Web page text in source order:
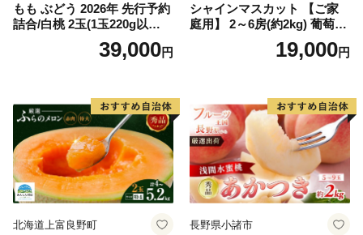
もも ぶどう 2026年 先行予約
詰合/白桃 2玉(1玉220g以
上)・シャインマスカット 晴
39,000円
シャインマスカット 【ご家
庭用】 2～6房(約2kg) 葡萄 ぶ
どう ブドウ フルーツ 果物 く
だもの 果実 旬の果物 旬のフ
19,000円
北海道上富良野町 長野県小諸市